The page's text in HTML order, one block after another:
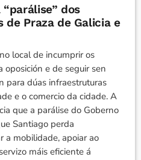
dos
Praza de Galicia e
local de incumprir os
oposición e de seguir sen
para dúas infraestruturas
e o comercio da cidade. A
que a parálise do Goberno
Santiago perda
a mobilidade, apoiar ao
máis eficiente á